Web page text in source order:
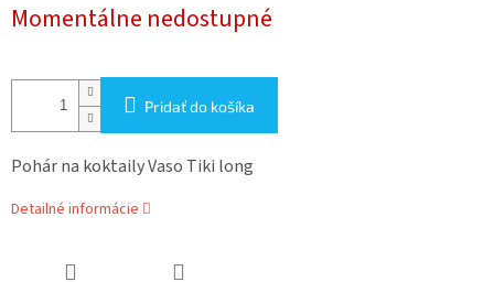
cena:
Momentálne nedostupné
Pridať do košíka
Pohár na koktaily Vaso Tiki long
Detailné informácie